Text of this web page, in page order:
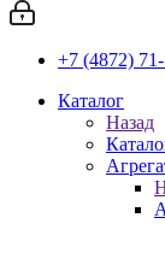
+7 (4872)
Каталог
Назад